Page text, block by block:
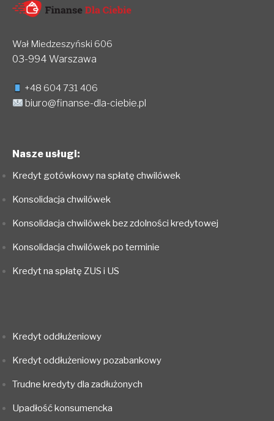
Wał Miedzeszyński 606
03-994 Warszawa
+48 604 731 406
biuro@finanse-dla-ciebie.pl
Nasze usługi:
Kredyt gotówkowy na spłatę chwilówek
Konsolidacja chwilówek
Konsolidacja chwilówek bez zdolności kredytowej
Konsolidacja chwilówek po terminie
Kredyt na spłatę ZUS i US
Kredyt oddłużeniowy
Kredyt oddłużeniowy pozabankowy
Trudne kredyty dla zadłużonych
Upadłość konsumencka